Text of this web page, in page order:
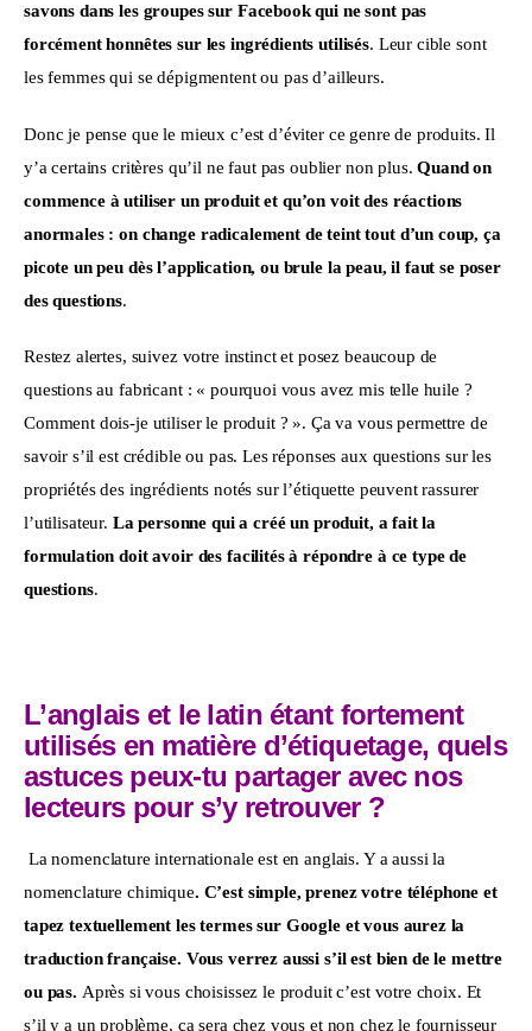
savons dans les groupes sur Facebook qui ne sont pas
forcément honnêtes sur les ingrédients utilisés. Leur cible sont
les femmes qui se dépigmentent ou pas d’ailleurs.
Donc je pense que le mieux c’est d’éviter ce genre de produits. Il
y’a certains critères qu’il ne faut pas oublier non plus. Quand on
commence à utiliser un produit et qu’on voit des réactions
anormales : on change radicalement de teint tout d’un coup, ça
picote un peu dès l’application, ou brule la peau, il faut se poser
des questions.
Restez alertes, suivez votre instinct et posez beaucoup de
questions au fabricant : « pourquoi vous avez mis telle huile ?
Comment dois-je utiliser le produit ? ». Ça va vous permettre de
savoir s’il est crédible ou pas. Les réponses aux questions sur les
propriétés des ingrédients notés sur l’étiquette peuvent rassurer
l’utilisateur. La personne qui a créé un produit, a fait la
formulation doit avoir des facilités à répondre à ce type de
questions.
L’anglais et le latin étant fortement
utilisés en matière d’étiquetage, quels
astuces peux-tu partager avec nos
lecteurs pour s’y retrouver ?
La nomenclature internationale est en anglais. Y a aussi la
nomenclature chimique. C’est simple, prenez votre téléphone et
tapez textuellement les termes sur Google et vous aurez la
traduction française. Vous verrez aussi s’il est bien de le mettre
ou pas. Après si vous choisissez le produit c’est votre choix. Et
s’il y a un problème, ça sera chez vous et non chez le fournisseur